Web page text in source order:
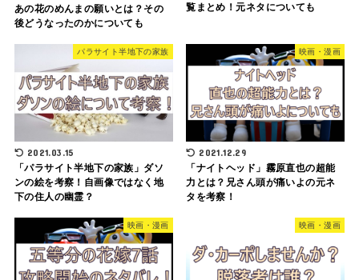
あの花のめんまの願いとは？その
後どうなったのかについても
覧まとめ！元ネタについても
パラサイト半地下の家族
2021.03.15
「パラサイト半地下の家族」ダソ
ンの絵を考察！自画像ではなく地
下の住人の幽霊？
映画・漫画
2021.12.29
「ナイトヘッド」霧原直也の超能
力とは？兄さん頭が痛いよの元ネ
タを考察！
映画・漫画 映画・漫画